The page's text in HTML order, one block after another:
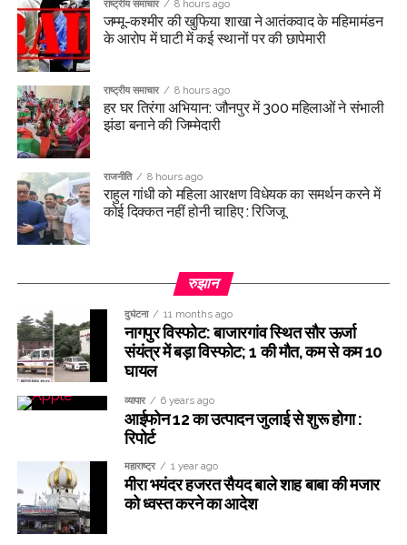
राष्ट्रीय समाचार 8 hours ago
जम्मू-कश्मीर की खुफिया शाखा ने आतंकवाद के महिमामंडन
के आरोप में घाटी में कई स्थानों पर की छापेमारी
राष्ट्रीय समाचार 8 hours ago
हर घर तिरंगा अभियान: जौनपुर में 300 महिलाओं ने संभाली
झंडा बनाने की जिम्मेदारी
राजनीति 8 hours ago
राहुल गांधी को महिला आरक्षण विधेयक का समर्थन करने में
कोई दिक्कत नहीं होनी चाहिए : रिजिजू
रुझान
दुर्घटना 11 months ago
नागपुर विस्फोट: बाजारगांव स्थित सौर ऊर्जा
संयंत्र में बड़ा विस्फोट; 1 की मौत, कम से कम 10
घायल
व्यापार 6 years ago
आईफोन 12 का उत्पादन जुलाई से शुरू होगा :
रिपोर्ट
महाराष्ट्र 1 year ago
मीरा भयंदर हजरत सैयद बाले शाह बाबा की मजार
को ध्वस्त करने का आदेश